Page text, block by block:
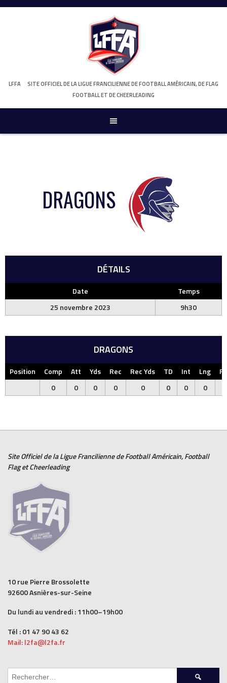
Skip
LFFA
SITE OFFICIEL DE LA LIGUE FRANCILIENNE DE FOOTBALL AMÉRICAIN, DE FLAG
FOOTBALL ET DE CHEERLEADING
DRAGONS
DÉTAILS
Date
Temps
25 novembre 2023
9h30
DRAGONS
Position Comp Att Yds Rec Rec Yds TD Int Lng
0
0 0 0 0 0 0 0
Site Officiel de la Ligue Francilienne deFootball Américain,Football
FlagetCheerleading
10 rue Pierre Brossolette
92600 Asnières-sur-Seine
Du lundi au vendredi : 11h00–19h00
Tél : 01 47 90 43 62
Mail: l2fa@l2fa.fr
Rechercher :